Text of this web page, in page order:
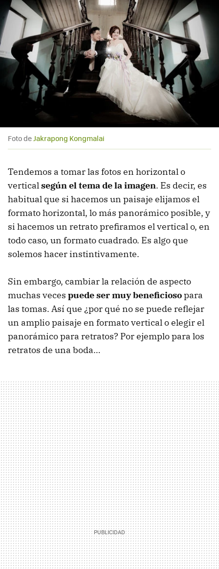
Foto de Jakrapong Kongmalai
Tendemos a tomar las fotos en horizontal o
verticalsegún el tema de la imagen. Es decir, es
habitual que si hacemos un paisaje elijamos el
formato horizontal, lo más panorámico posible, y
si hacemos un retrato prefiramos el vertical o, en
todo caso, un formato cuadrado. Es algo que
solemos hacer instintivamente.
Sin embargo, cambiar la relación de aspecto
muchas veces puede ser muy beneficiosopara
las tomas. Así que ¿por qué no se puede reflejar
un amplio paisaje en formato vertical o elegir el
panorámico para retratos? Por ejemplo para los
retratos de una boda…